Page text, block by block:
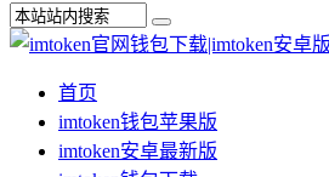
首页
imtoken钱包苹果版
imtoken安卓最新版